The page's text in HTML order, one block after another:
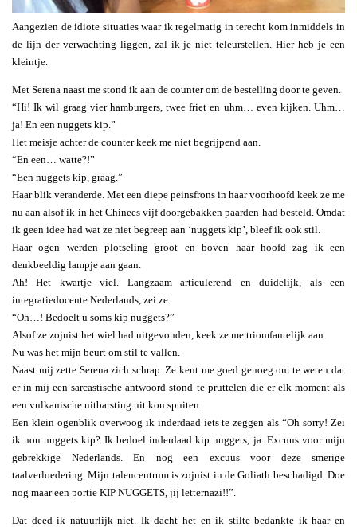
Aangezien de idiote situaties waar ik regelmatig in terecht kom inmiddels in
de lijn der verwachting liggen, zal ik je niet teleurstellen. Hier heb je een
kleintje.
Met Serena naast me stond ik aan de counter om de bestelling door te geven.
“Hi! Ik wil graag vier hamburgers, twee friet en uhm… even kijken. Uhm…
ja! En een nuggets kip.”
Het meisje achter de counter keek me niet begrijpend aan.
“En een… watte?!”
“Een nuggets kip, graag.”
Haar blik veranderde. Met een diepe peinsfrons in haar voorhoofd keek ze me
nu aan alsof ik in het Chinees vijf doorgebakken paarden had besteld. Omdat
ik geen idee had wat ze niet begreep aan ‘nuggets kip’, bleef ik ook stil.
Haar ogen werden plotseling groot en boven haar hoofd zag ik een
denkbeeldig lampje aan gaan.
Ah! Het kwartje viel. Langzaam articulerend en duidelijk, als een
integratiedocente Nederlands, zei ze:
“Oh…! Bedoelt u soms kip nuggets?”
Alsof ze zojuist het wiel had uitgevonden, keek ze me triomfantelijk aan.
Nu was het mijn beurt om stil te vallen.
Naast mij zette Serena zich schrap. Ze kent me goed genoeg om te weten dat
er in mij een sarcastische antwoord stond te pruttelen die er elk moment als
een vulkanische uitbarsting uit kon spuiten.
Een klein ogenblik overwoog ik inderdaad iets te zeggen als “Oh sorry! Zei
ik nou nuggets kip? Ik bedoel inderdaad kip nuggets, ja. Excuus voor mijn
gebrekkige Nederlands. En nog een excuus voor deze smerige
taalverloedering. Mijn talencentrum is zojuist in de Goliath beschadigd. Doe
nog maar een portie KIP NUGGETS, jij letternazi!!”.
Dat deed ik natuurlijk niet. Ik dacht het en ik stilte bedankte ik haar en